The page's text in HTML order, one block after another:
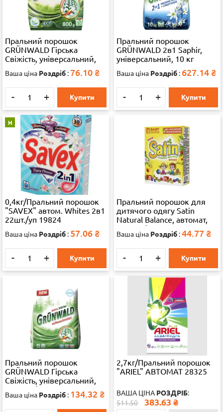
Пральний порошок
GRÜNWALD Гірська
Свіжість, універсальний,
800 г, 1/24
Ваша ціна Роздріб : 76.10 ₴
- + Купити
Пральний порошок
GRÜNWALD 2в1 Saphir,
універсальний, 10 кг
Ваша ціна Роздріб : 627.14 ₴
- + Купити
Н
0,4кг/Пральний порошок
"SAVEX" автом. Whites 2в1
22шт./уп 19824
Ваша ціна Роздріб : 57.06 ₴
- + Купити
Пральний порошок для
дитячого одягу Satin
Natural Balance, автомат,
400 г, 1/22
Ваша ціна Роздріб :44.77 ₴
- + Купити
Пральний порошок
GRÜNWALD Гірська
Свіжість, універсальний,
1,5 кг, 1/16
Ваша ціна Роздріб : 134.32 ₴
2,7кг/Пральний порошок
"ARIEL" АВТОМАТ 28325
ВАША ЦІНА РОЗДРІБ:
511.50
383.63 ₴